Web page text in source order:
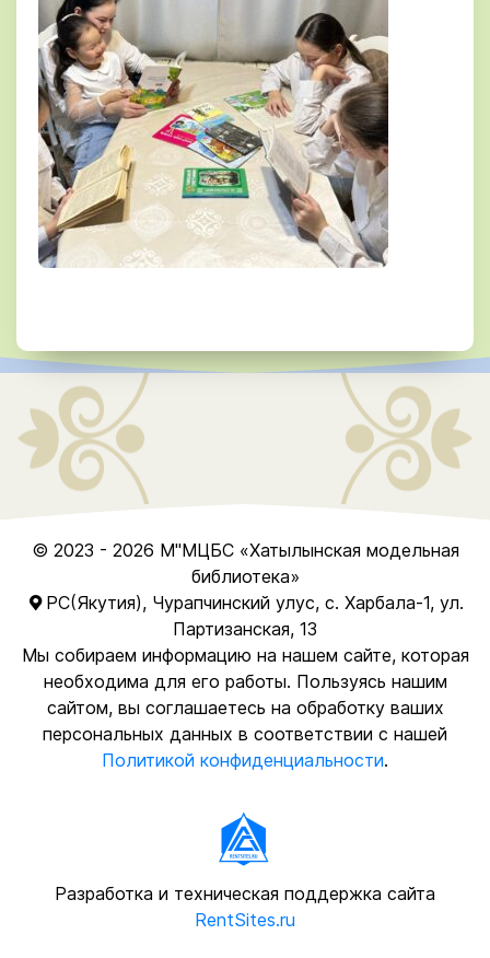
© 2023 - 2026 М"МЦБС«Хатылынская модельная
библиотека»
РС(Якутия), Чурапчинский улус, с. Харбала-1, ул.
Партизанская, 13
Мы собираем информацию на нашем сайте, которая
необходима для его работы. Пользуясь нашим
сайтом, вы соглашаетесь на обработку ваших
персональных данных в соответствии с нашей
Политикой конфиденциальности.
Разработка и техническая поддержка сайта
RentSites.ru